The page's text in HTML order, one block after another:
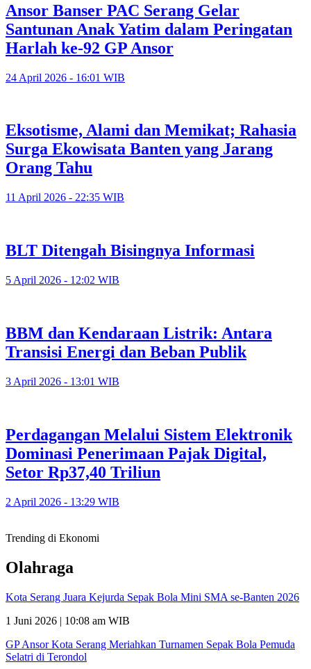
Ansor Banser PAC Serang Gelar
Santunan Anak Yatim dalam Peringatan
Harlah ke-92 GP Ansor
24 April 2026 - 16:01 WIB
Eksotisme, Alami dan Memikat; Rahasia
Surga Ekowisata Banten yang Jarang
Orang Tahu
11 April 2026 - 22:35 WIB
BLT Ditengah Bisingnya Informasi
5 April 2026 - 12:02 WIB
BBM dan Kendaraan Listrik: Antara
Transisi Energi dan Beban Publik
3 April 2026 - 13:01 WIB
Perdagangan Melalui Sistem Elektronik
Dominasi Penerimaan Pajak Digital,
Setor Rp37,40 Triliun
2 April 2026 - 13:29 WIB
Trending di Ekonomi
Olahraga
Kota Serang Juara Kejurda Sepak Bola Mini SMA se-Banten 2026
1 Juni 2026 | 10:08 am WIB
GP Ansor Kota Serang Meriahkan Turnamen Sepak Bola Pemuda
Selatri di Terondol